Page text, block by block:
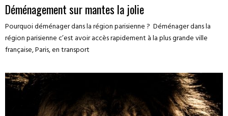
Déménagement sur mantes la jolie
Pourquoi déménager dans la région parisienne ? Déménager dans la
région parisienne c’est avoir accès rapidement à la plus grande ville
française, Paris, en transport